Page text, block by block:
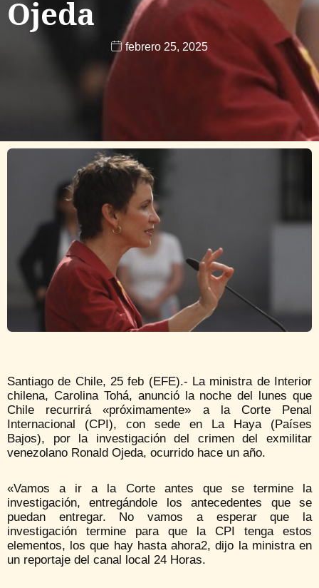
Ojeda
febrero 25, 2025
Santiago de Chile, 25 feb (EFE).- La ministra de Interior
chilena, Carolina Tohá, anunció la noche del lunes que
Chile recurrirá «próximamente» a la Corte Penal
Internacional (CPI), con sede en La Haya (Países
Bajos), por la investigación del crimen del exmilitar
venezolano Ronald Ojeda, ocurrido hace un año.
«Vamos a ir a la Corte antes que se termine la
investigación, entregándole los antecedentes que se
puedan entregar. No vamos a esperar que la
investigación termine para que la CPI tenga estos
elementos, los que hay hasta ahora2, dijo la ministra en
un reportaje del canal local 24 Horas.